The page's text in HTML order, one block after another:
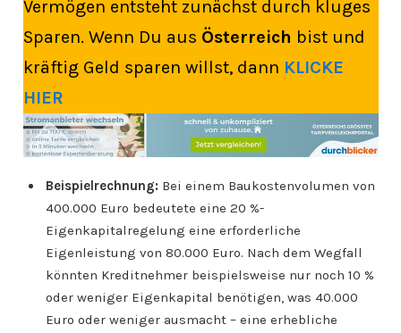
Vermögen entsteht zunächst durch kluges
Sparen. Wenn Du aus Österreich bist und
kräftig Geld sparen willst, dann KLICKE
HIER
Beispielrechnung:Bei einem Baukostenvolumen von
400.000 Euro bedeutete eine 20 %-
Eigenkapitalregelung eine erforderliche
Eigenleistung von 80.000 Euro. Nach dem Wegfall
könnten Kreditnehmer beispielsweise nur noch 10 %
oder weniger Eigenkapital benötigen, was 40.000
Euro oder weniger ausmacht – eine erhebliche